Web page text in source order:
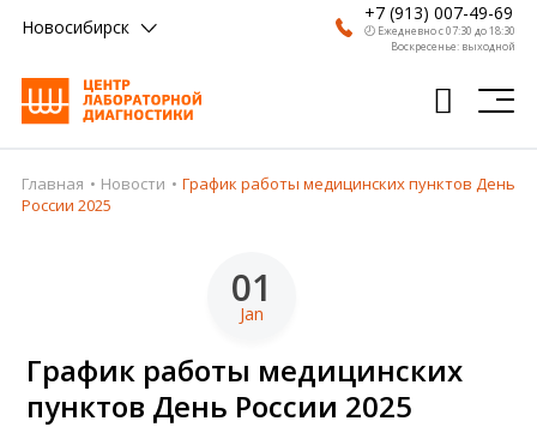
Новосибирск
+7 (913) 007-49-69
🕗 Ежедневно с 07:30 до 18:30
Воскресенье: выходной
Главная
Пациентам
Главная Новости
График работы медицинских пунктов День
России 2025
01
Jan
График работы медицинских
пунктов День России 2025